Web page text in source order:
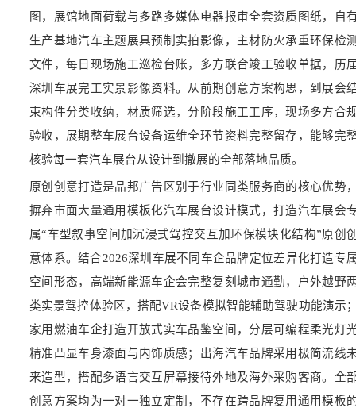
图，展馆地面荷载与多路多媒体电器报审全套资质图纸，自
生产基地汽车主题展具预制实拍影像，主材防火承重环保检
文件，每日现场施工巡检台账，多方联合竣工验收单据，历
深圳车展完工实景影像资料。从前期创意方案构思，到展会
束构件分类收纳，材质筛选，分阶段施工工序，现场多方合
验收，展期整车展台设备运维全环节资料完整留存，能够完
核验每一套汽车展台从设计到撤展的全部落地品质。
原创创意打造是品邦广告区别于行业同类服务商的核心优势
摒弃市面大量通用模板化汽车展台设计模式，打造汽车展会
属“车型叙事空间加沉浸式驾控交互加环保模块化结构”原创
意体系。结合2026深圳车展不同车企品牌定位差异化打造专
空间形态，高端新能源车企会完整复刻城市通勤，户外越野
类实景驾控体验区，搭配VR设备模拟智能辅助驾驶功能演示
家用燃油车企打造开放式实车品鉴空间，分层可编程柔光灯
精准凸显车身漆面与内饰质感；出海汽车品牌采用极简流线
来造型，搭配多语言交互屏幕接待外地及海外采购客商。全
创意方案均为一对一独立定制，不存在跨品牌复用通用模板